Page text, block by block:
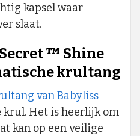
kapsel waar
slaat.
™ Shine
krultang
van Babyliss
krul. Het is heerlijk om
kan op een veilige